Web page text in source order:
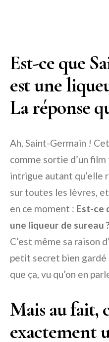
Est-ce que
est une
La réponse
Ah, Saint-Germain !
comme sortie d’un
intrigue autant qu’elle
sur toutes les lèvres,
en ce moment : Est-ce
une liqueur de sureau
C’est même sa raison
petit secret bien gardé
que ça, vu qu’on en
Mais au fait,
exactement